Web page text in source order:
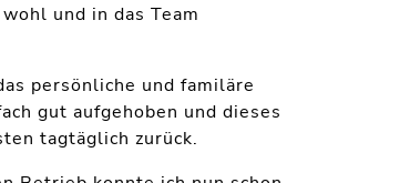
und in das Team
persönliche und familäre
gut aufgehoben und dieses
tagtäglich zurück.